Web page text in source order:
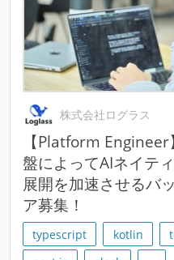
株式会社ログラス
【Platform
盤によってAIネイテ
展開を加速させるバ
ア募集！
typescript kotlin